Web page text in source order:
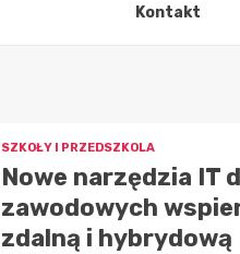
Kontakt
SZKOŁY I PRZEDSZKOLA
Nowe narzędzia IT
zawodowych
zdalną i hybrydową